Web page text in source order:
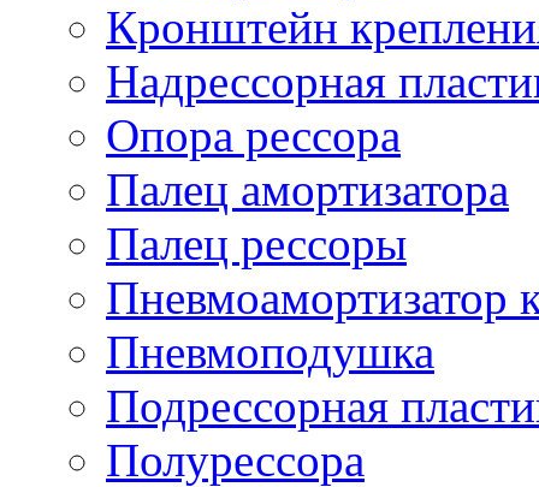
Кронштейн
Надрессорная
Опора рессора
Палец амортизатора
Палец рессоры
Пневмоамортизатор
Пневмоподушка
Подрессорная
Полурессора